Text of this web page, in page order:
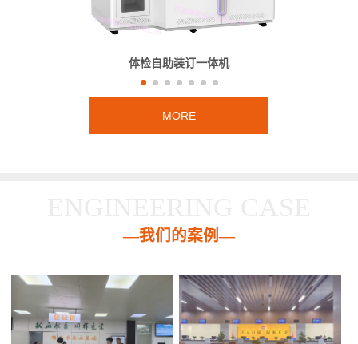
体检自助装订一体机
MORE
—我们的案例—